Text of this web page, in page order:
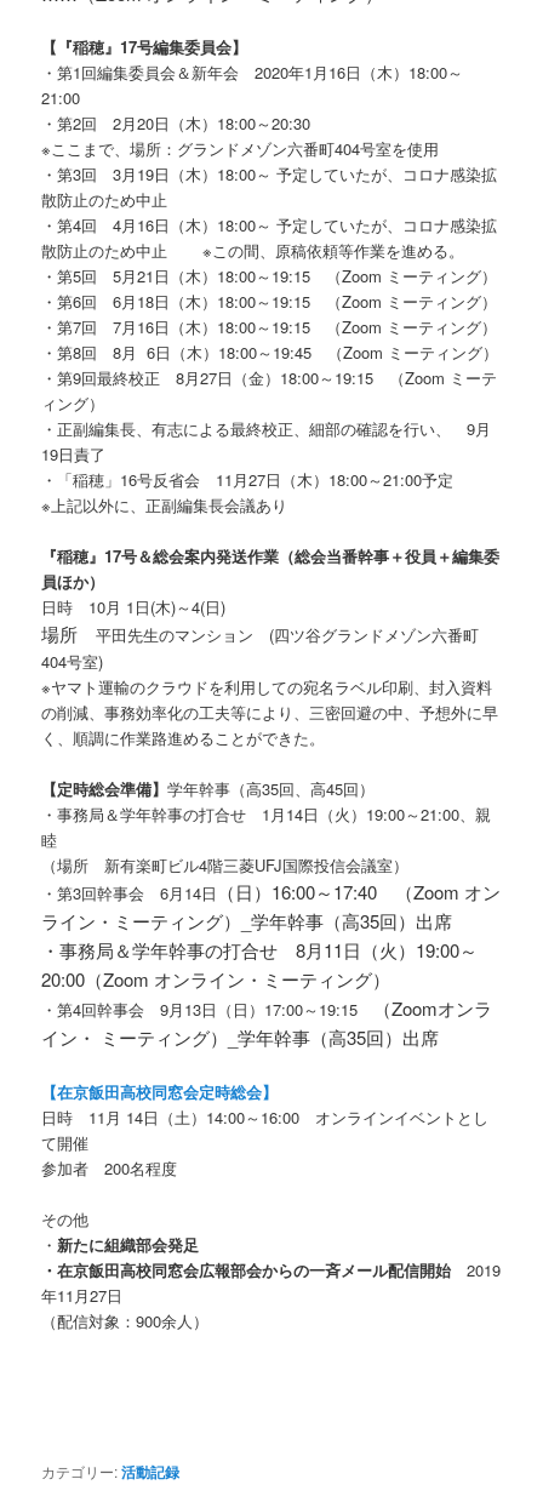
【『稲穂』17号編集委員会】
・第1回編集委員会＆新年会 2020年1月16日（木）18:00～
21:00
・第2回 2月20日（木）18:00～20:30
※ここまで、場所：グランドメゾン六番町404号室を使用
・第3回 3月19日（木）18:00～ 予定していたが、コロナ感染拡
散防止のため中止
・第4回 4月16日（木）18:00～ 予定していたが、コロナ感染拡
散防止のため中止 ※この間、原稿依頼等作業を進める。
・第5回 5月21日（木）18:00～19:15 （Zoom ミーティング）
・第6回 6月18日（木）18:00～19:15 （Zoom ミーティング）
・第7回 7月16日（木）18:00～19:15 （Zoom ミーティング）
・第8回 8月 6日（木）18:00～19:45 （Zoom ミーティング）
・第9回最終校正 8月27日（金）18:00～19:15 （Zoom ミーテ
ィング）
・正副編集長、有志による最終校正、細部の確認を行い、 9月
19日責了
・「稲穂」16号反省会 11月27日（木）18:00～21:00予定
※上記以外に、正副編集長会議あり
『稲穂』17号＆総会案内発送作業（総会当番幹事＋役員＋編集委
員ほか）
日時 10月 1 日(木)～4(日)
場所平田先生のマンション (四ツ谷グランドメゾン六番町
404号室)
※ヤマト運輸のクラウドを利用しての宛名ラベル印刷、封入資料
の削減、事務効率化の工夫等により、三密回避の中、予想外に早
く、順調に作業路進めることができた。
【定時総会準備】学年幹事（高35回、高45回）
・事務局＆学年幹事の打合せ 1月14日（火）19:00～21:00、親
睦
（場所 新有楽町ビル4階三菱UFJ国際投信会議室）
・第3回幹事会 6月14日 （日）16:00～17:40 （Zoom オン
ライン・ミーティング）_学年幹事（高35回）出席
・事務局＆学年幹事の打合せ 8月11日（火）19:00～
20:00（Zoom オンライン・ミーティング）
・第4回幹事会 9月13日（日）17:00～19:15
（Zoomオンラ
イン・ ミーティング）_学年幹事（高35回）出席
【在京飯田高校同窓会定時総会】
日時 11月 14日（土）14:00～16:00 オンラインイベントとし
て開催
参加者 200名程度
その他
・新たに組織部会発足
・在京飯田高校同窓会広報部会からの一斉メール配信開始2019
年11月27日
（配信対象：900余人）
カテゴリー:活動記録